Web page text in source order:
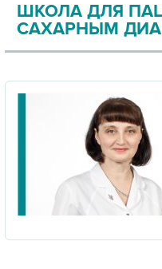
ПРАВОВАЯ ИНФОРМАЦИЯ
ШКОЛА ДЛЯ
САХАРНЫМ